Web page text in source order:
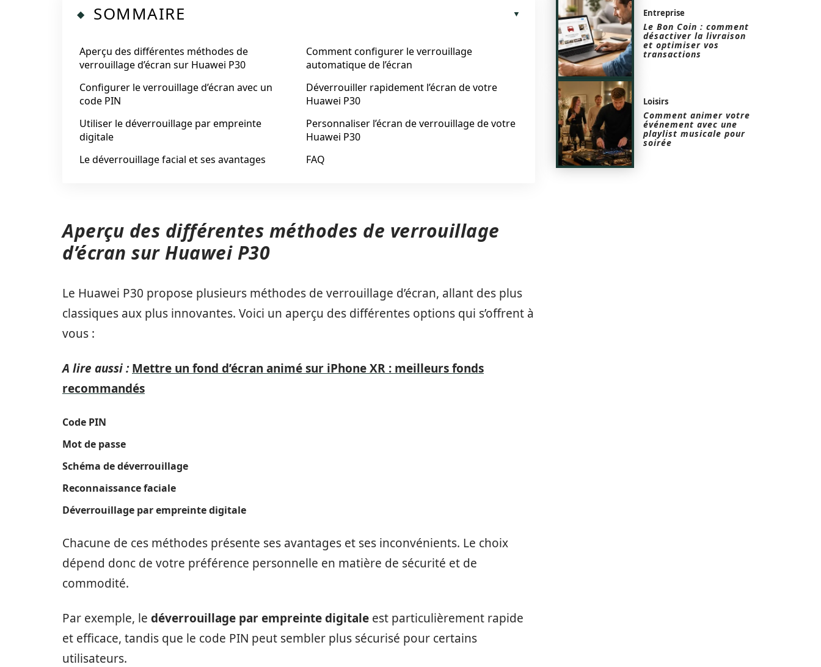
SOMMAIRE
Aperçu des différentes méthodes de
verrouillage d’écran sur Huawei P30
Configurer le verrouillage d’écran avec un
code PIN
Utiliser le déverrouillage par empreinte
digitale
Le déverrouillage facial et ses avantages
Comment configurer le verrouillage
automatique de l’écran
Déverrouiller rapidement l’écran de votre
Huawei P30
Personnaliser l’écran de verrouillage de votre
Huawei P30
FAQ
Aperçu des différentes méthodes de verrouillage
d’écran sur Huawei P30
Le Huawei P30 propose plusieurs méthodes de verrouillage d’écran, allant des plus
classiques aux plus innovantes. Voici un aperçu des différentes options qui s’offrent à
vous :
A lire aussi : Mettre un fond d’écran animé sur iPhone XR : meilleurs fonds
recommandés
Code PIN
Mot de passe
Schéma de déverrouillage
Reconnaissance faciale
Déverrouillage par empreinte digitale
Chacune de ces méthodes présente ses avantages et ses inconvénients. Le choix
dépend donc de votre préférence personnelle en matière de sécurité et de
commodité.
Par exemple, le déverrouillage par empreinte digitale est particulièrement rapide
et efficace, tandis que le code PIN peut sembler plus sécurisé pour certains
utilisateurs.
Entreprise
Le Bon Coin : comment
désactiver la livraison
et optimiser vos
transactions
Loisirs
Comment animer votre
événement avec une
playlist musicale pour
soirée